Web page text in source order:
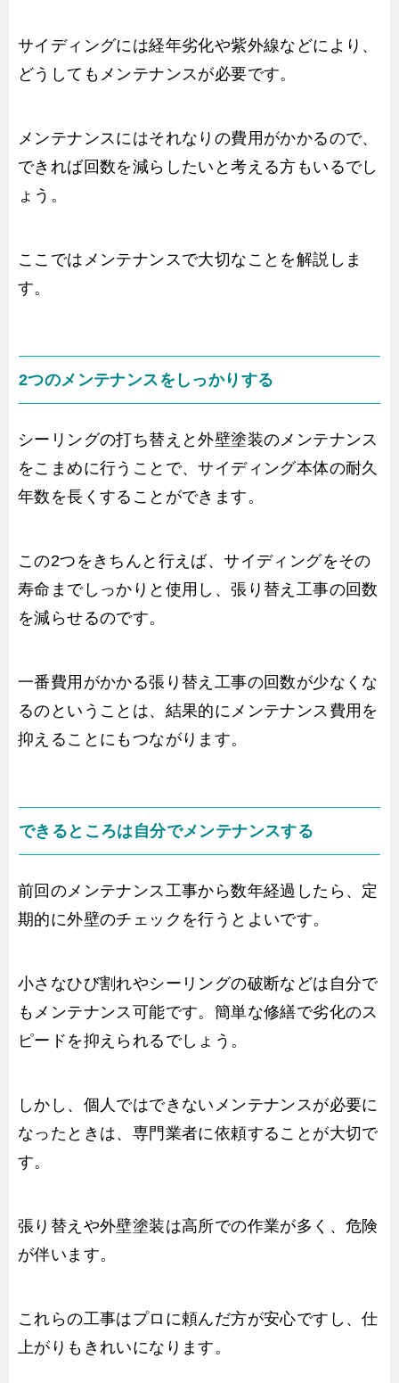
サイディングには経年劣化や紫外線などにより、
どうしてもメンテナンスが必要です。
メンテナンスにはそれなりの費用がかかるので、
できれば回数を減らしたいと考える方もいるでし
ょう。
ここではメンテナンスで大切なことを解説しま
す。
2つのメンテナンスをしっかりする
シーリングの打ち替えと外壁塗装のメンテナンス
をこまめに行うことで、サイディング本体の耐久
年数を長くすることができます。
この2つをきちんと行えば、サイディングをその
寿命までしっかりと使用し、張り替え工事の回数
を減らせるのです。
一番費用がかかる張り替え工事の回数が少なくな
るのということは、結果的にメンテナンス費用を
抑えることにもつながります。
できるところは自分でメンテナンスする
前回のメンテナンス工事から数年経過したら、定
期的に外壁のチェックを行うとよいです。
小さなひび割れやシーリングの破断などは自分で
もメンテナンス可能です。簡単な修繕で劣化のス
ピードを抑えられるでしょう。
しかし、個人ではできないメンテナンスが必要に
なったときは、専門業者に依頼することが大切で
す。
張り替えや外壁塗装は高所での作業が多く、危険
が伴います。
これらの工事はプロに頼んだ方が安心ですし、仕
上がりもきれいになります。